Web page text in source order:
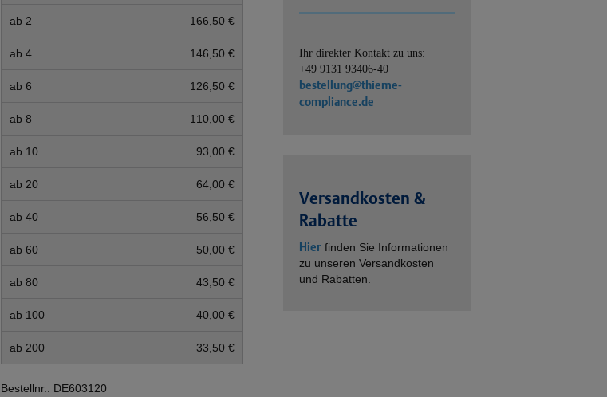
ab 2 166,50 €
ab 4 146,50 €
ab 6 126,50 €
ab 8 110,00 €
ab 10 93,00 €
ab 20 64,00 €
ab 40 56,50 €
ab 60 50,00 €
ab 80 43,50 €
ab 100 40,00 €
ab 200 33,50 €
Bestellnr.: DE603120
Ihr direkter Kontakt zu uns:
+49 9131 93406-40
bestellung@thieme-
compliance.de
Versandkosten &
Rabatte
Hier finden Sie Informationen
zu unseren Versandkosten
und Rabatten.